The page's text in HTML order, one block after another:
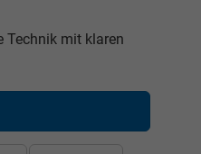
Technik mit klaren